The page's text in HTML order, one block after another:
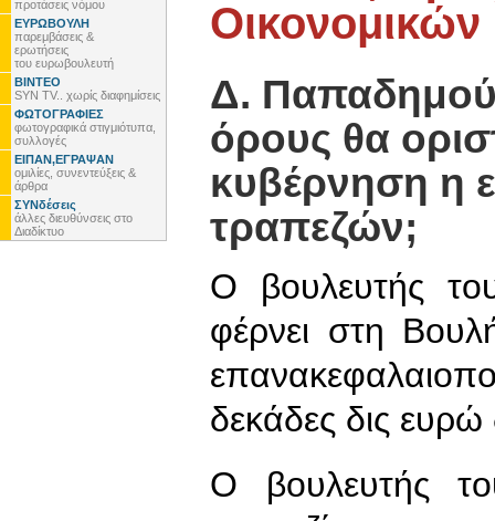
προτάσεις νόμου
ΕΥΡΩΒΟΥΛΗ
παρεμβάσεις &
ερωτήσεις
του ευρωβουλευτή
ΒΙΝΤΕΟ
SYN TV.. χωρίς διαφημίσεις
ΦΩΤΟΓΡΑΦΙΕΣ
φωτογραφικά στιγμιότυπα,
συλλογές
ΕΙΠΑΝ,ΕΓΡΑΨΑΝ
ομιλίες, συνεντεύξεις &
άρθρα
ΣΥΝδέσεις
άλλες διευθύνσεις στο
Διαδίκτυο
Οικονομικών
Δ.
όρους θα
κυβέρνηση η
τραπεζών;
Ο βουλευτής
φέρνει στη
δεκάδες δις
Ο βουλευτής